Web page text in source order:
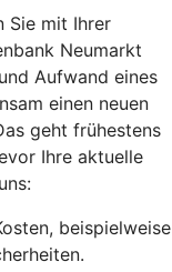
Sie mit Ihrer
Neumarkt
Aufwand eines
einen neuen
geht frühestens
Ihre aktuelle
beispielweise